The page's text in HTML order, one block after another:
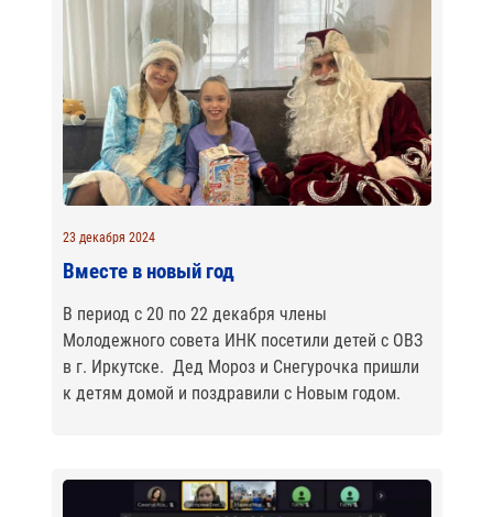
23 декабря 2024
Вместе в новый год
В период с 20 по 22 декабря члены
Молодежного совета ИНК посетили детей с ОВЗ
в г. Иркутске. Дед Мороз и Снегурочка пришли
к детям домой и поздравили с Новым годом.